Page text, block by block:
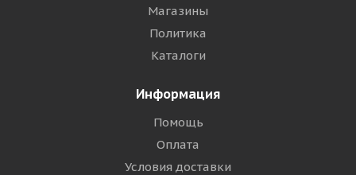
Магазины
Политика
Каталоги
Информация
Помощь
Оплата
Условия доставки